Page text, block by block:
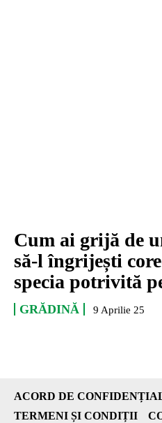
Cum ai grijă de
să-l îngrijești
specia potrivită
GRĂDINĂ 9 Aprilie 25
ACORD DE
TERMENI ȘI CONDIȚII